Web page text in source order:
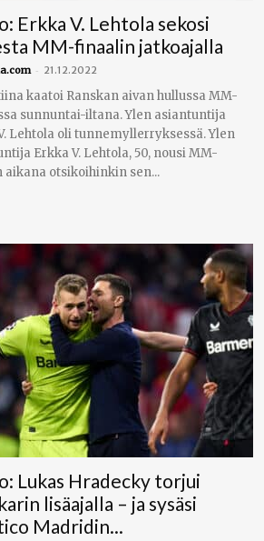
Erkka V. Lehtola sekosi
MM-finaalin jatkoajalla
- 21.12.2022
kaatoi Ranskan aivan hullussa MM-
sunnuntai-iltana. Ylen asiantuntija
Lehtola oli tunnemyllerryksessä. Ylen
Erkka V. Lehtola, 50, nousi MM-
aikana otsikoihinkin sen...
Lukas Hradecky torjui
lisäajalla – ja sysäsi
Madridin...